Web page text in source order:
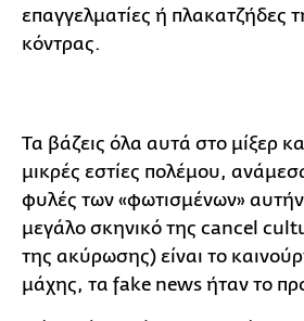
επαγγελματίες ή πλακατζήδες
κόντρας.
Τα βάζεις όλα αυτά στο μίξερ
μικρές εστίες πολέμου,
φυλές των «φωτισμένων»
μεγάλο σκηνικό της cancel
της ακύρωσης) είναι το
μάχης, τα fake news ήταν το